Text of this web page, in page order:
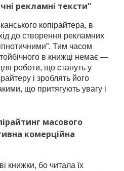
рекламні тексти”
копірайтера, в
до створення рекламних
Тим часом
в книжці немає —
роботи, що стануть у
і зроблять його
що притягують увагу і
масового
комерційна
книжки, бо читала їх